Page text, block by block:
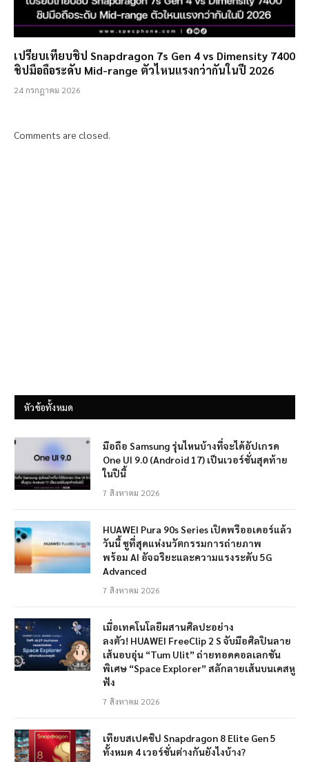
เปรียบเทียบชิป Snapdragon 7s Gen 4 vs Dimensity 7400
ชิปมือถือระดับ Mid-range ตัวไหนแรงกว่ากันในปี 2026
24 กรกฎาคม 2026
Comments are closed.
หัวข้อทั้งหมด
มือถือ Samsung รุ่นไหนบ้างที่จะได้อัปเกรด
One UI 9.0 (Android 17) เป็นเวอร์ชั่นสุดท้าย
ในปีนี้
7 สิงหาคม 2026
HUAWEI Pura 90s Series เปิดพรีออเดอร์แล้ว
วันนี้ ชูที่สุดแห่งนวัตกรรมการถ่ายภาพ
พร้อม AI อัจฉริยะและความแรงระดับ 5G
Advanced
7 สิงหาคม 2026
เมื่อเทคโนโลยีผสานศิลปะอย่าง
ลงตัว! HUAWEI FreeClip 2 S จับมือศิลปินลาย
เส้นอบอุ่น “Tum Ulit” ถ่ายทอดคอลเลกชัน
พิเศษ “Space Explorer” สลักลายเส้นบนเคสหู
ฟัง
7 สิงหาคม 2026
เทียบสเปคชิป Snapdragon 8 Elite Gen 5
ทั้งหมด 4 เวอร์ชั่นต่างกันยังไงบ้าง?